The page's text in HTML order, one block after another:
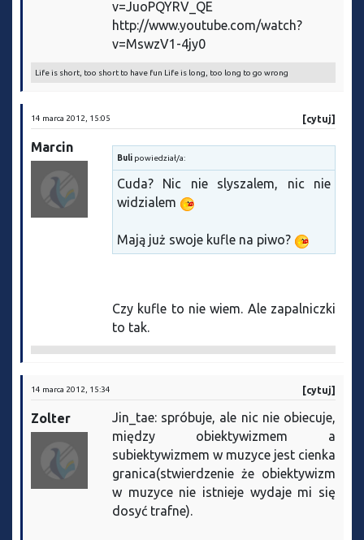
v=JuoPQYRV_QE
http://www.youtube.com/watch?
v=MswzV1-4jy0
Life is short, too short to have fun Life is long, too long to go wrong
14 marca 2012, 15:05 [cytuj]
Marcin
Buli powiedział/a:
Cuda? Nic nie slyszalem, nic nie
widzialem
Mają już swoje kufle na piwo?
Czy kufle to nie wiem. Ale zapalniczki
to tak.
14 marca 2012, 15:34 [cytuj]
Zolter
Jin_tae: spróbuje, ale nic nie obiecuje,
między obiektywizmem a
subiektywizmem w muzyce jest cienka
granica(stwierdzenie że obiektywizm
w muzyce nie istnieje wydaje mi się
dosyć trafne).